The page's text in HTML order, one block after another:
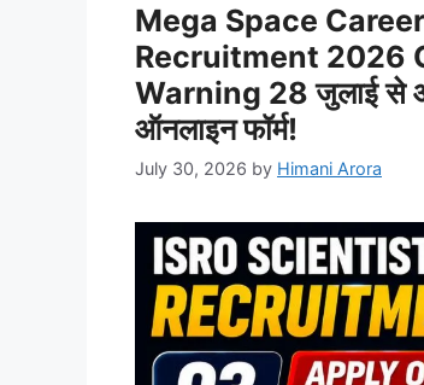
Mega Space
Recruitment 2026
Warning 28 जुलाई से
ऑनलाइन फॉर्म!
July 30, 2026 by Himani Arora